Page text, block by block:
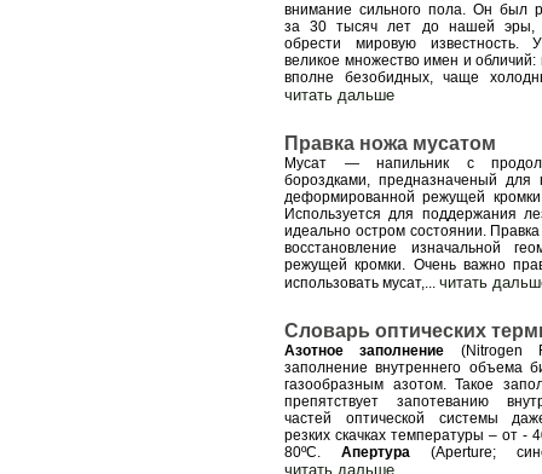
внимание сильного пола. Он был
за 30 тысяч лет до нашей эры,
обрести мировую известность.
великое множество имен и обличий:
вполне безобидных, чаще
читать дальше
Правка ножа мусатом
Мусат — напильник с
бороздками, предназначеный для
деформированной режущей
Используется для поддержания
идеально остром состоянии.
восстановление изначальной
режущей кромки. Очень важно
использовать мусат,... читать
Словарь оптических
Азотное заполнение (Nitrogen
заполнение внутреннего объема
газообразным азотом. Такое
препятствует запотеванию
частей оптической системы
резких скачках температуры – от -
80ºС. Апертура (Аperture;
читать дальше